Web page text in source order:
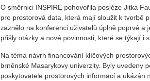
O směrnici INSPIRE pohovořila posléze Jitka
pro prostorová data, která mají sloužit k tvorbě
zaznělo na konferenci uživatelů úplně poprvé a
přišly otázky a nové povinnosti, které se týkají i
Na téma návrh financování klíčových
brněnské Masarykovy univerzity. Byly uvedeny
poskytovatele prostorových informací a ukázán